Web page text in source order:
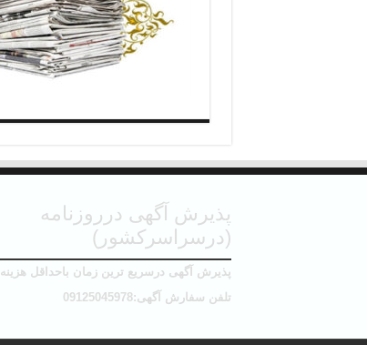
پذیرش آگهی درروزنامه
(درسراسرکشور)
پذیرش آگهی درسریع ترین زمان باحداقل هزینه
تلفن سفارش آگهی:09125045978